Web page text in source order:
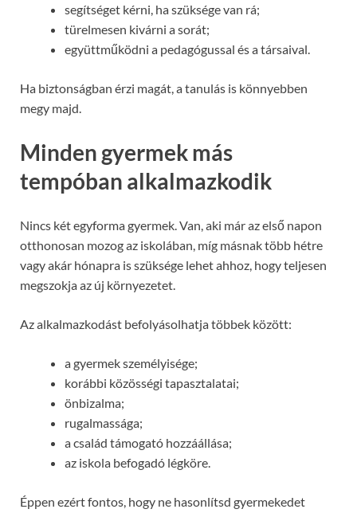
segítséget kérni, ha szüksége van rá;
türelmesen kivárni a sorát;
együttműködni a pedagógussal és a társaival.
Ha biztonságban érzi magát, a tanulás is könnyebben
megy majd.
Minden gyermek más
tempóban alkalmazkodik
Nincs két egyforma gyermek. Van, aki már az első napon
otthonosan mozog az iskolában, míg másnak több hétre
vagy akár hónapra is szüksége lehet ahhoz, hogy teljesen
megszokja az új környezetet.
Az alkalmazkodást befolyásolhatja többek között:
a gyermek személyisége;
korábbi közösségi tapasztalatai;
önbizalma;
rugalmassága;
a család támogató hozzáállása;
az iskola befogadó légköre.
Éppen ezért fontos, hogy ne hasonlítsd gyermekedet